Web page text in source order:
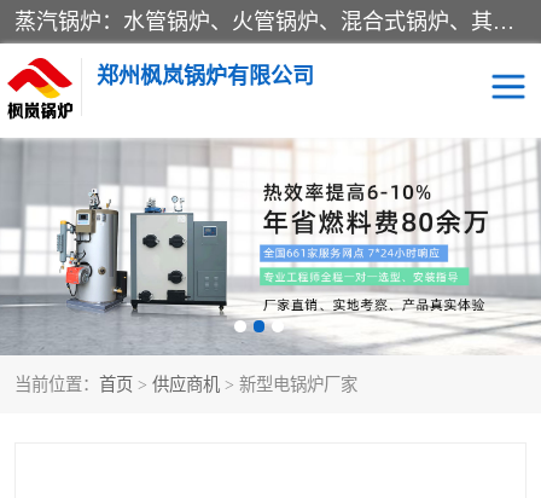
蒸汽锅炉：水管锅炉、火管锅炉、混合式锅炉、其他蒸汽锅炉； 热水锅炉：家用型集中供暖用热水锅炉、其他热水锅炉； 有机热载体锅炉； 船用蒸汽锅炉； （锅炉用辅助设备及装置）蒸汽冷凝器：表面冷凝器、混合式冷凝器、空冷式冷凝器、其他蒸汽冷凝器； 锅炉用辅助设备：节热器、蒸汽收集器、蓄能器、烟垢清除器、气体回收器、泥渣刮除器、空气预热器、其他锅炉用辅助设备；
郑州枫岚锅炉有限公司
当前位置： 首页 > 供应商机 > 新型电锅炉厂家